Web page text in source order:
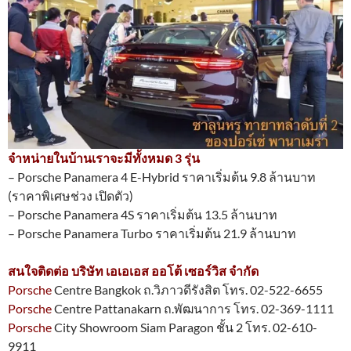
จำหน่ายในบ้านเราจะมีทั้งหมด 3 รุ่น
– Porsche Panamera 4 E-Hybrid ราคาเริ่มต้น 9.8 ล้านบาท
(ราคาพิเศษช่วง เปิดตัว)
– Porsche Panamera 4S ราคาเริ่มต้น 13.5 ล้านบาท
– Porsche Panamera Turbo ราคาเริ่มต้น 21.9 ล้านบาท
สนใจติดต่อ บริษัท เอเอเอส ออโต้ เซอร์วิส จำกัด
PorscheCentre Bangkok ถ.วิภาวดีรังสิต โทร. 02-522-6655
PorscheCentre Pattanakarn ถ.พัฒนาการ โทร. 02-369-1111
PorscheCity Showroom Siam Paragon ชั้น 2 โทร. 02-610-
9911